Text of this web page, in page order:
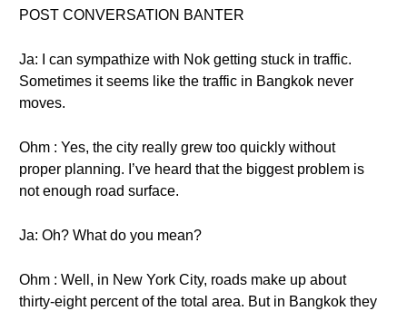
POST CONVERSATION BANTER
Ja: I can sympathize with Nok getting stuck in traffic.
Sometimes it seems like the traffic in Bangkok never
moves.
Ohm : Yes, the city really grew too quickly without
proper planning. I’ve heard that the biggest problem is
not enough road surface.
Ja: Oh? What do you mean?
Ohm : Well, in New York City, roads make up about
thirty-eight percent of the total area. But in Bangkok they